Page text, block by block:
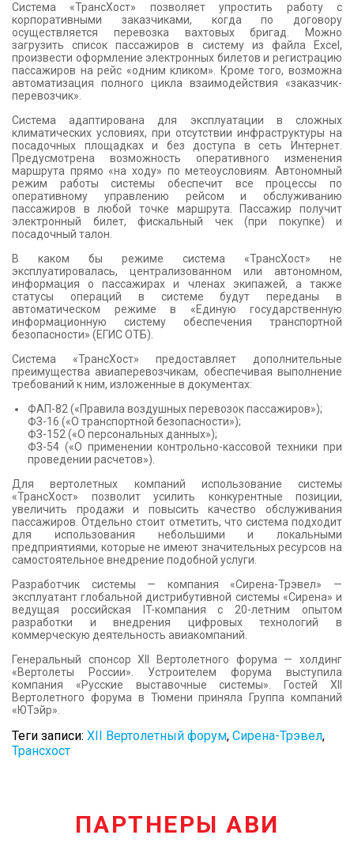
Система «ТрансХост» позволяет упростить работу с
корпоративными заказчиками, когда по договору
осуществляется перевозка вахтовых бригад. Можно
загрузить список пассажиров в систему из файла Excel,
произвести оформление электронных билетов и регистрацию
пассажиров на рейс «одним кликом». Кроме того, возможна
автоматизация полного цикла взаимодействия «заказчик-
перевозчик».
Система адаптирована для эксплуатации в сложных
климатических условиях, при отсутствии инфраструктуры на
посадочных площадках и без доступа в сеть Интернет.
Предусмотрена возможность оперативного изменения
маршрута прямо «на ходу» по метеоусловиям. Автономный
режим работы системы обеспечит все процессы по
оперативному управлению рейсом и обслуживанию
пассажиров в любой точке маршрута. Пассажир получит
электронный билет, фискальный чек (при покупке) и
посадочный талон.
В каком бы режиме система «ТрансХост» не
эксплуатировалась, централизованном или автономном,
информация о пассажирах и членах экипажей, а также
статусы операций в системе будут переданы в
автоматическом режиме в «Единую государственную
информационную систему обеспечения транспортной
безопасности» (ЕГИС ОТБ).
Система «ТрансХост» предоставляет дополнительные
преимущества авиаперевозчикам, обеспечивая выполнение
требований к ним, изложенные в документах:
ФАП-82 («Правила воздушных перевозок пассажиров»);
ФЗ-16 («О транспортной безопасности»);
ФЗ-152 («О персональных данных»);
ФЗ-54 («О применении контрольно-кассовой техники при
проведении расчетов»).
Для вертолетных компаний использование системы
«ТрансХост» позволит усилить конкурентные позиции,
увеличить продажи и повысить качество обслуживания
пассажиров. Отдельно стоит отметить, что система подходит
для использования небольшими и локальными
предприятиями, которые не имеют значительных ресурсов на
самостоятельное внедрение подобной услуги.
Разработчик системы — компания «Сирена-Трэвел» —
эксплуатант глобальной дистрибутивной системы «Сирена» и
ведущая российская IT-компания c 20-летним опытом
разработки и внедрения цифровых технологий в
коммерческую деятельность авиакомпаний.
Генеральный спонсор XII Вертолетного форума — холдинг
«Вертолеты России». Устроителем форума выступила
компания «Русские выставочные системы». Гостей XII
Вертолетного форума в Тюмени приняла Группа компаний
«ЮТэйр».
Теги записи: XII Вертолетный форум, Сирена-Трэвел,
Трансхост
ПАРТНЕРЫ АВИ